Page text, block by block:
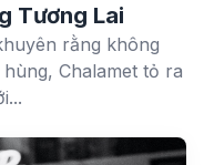
Tương Lai
rằng không
Chalamet tỏ ra